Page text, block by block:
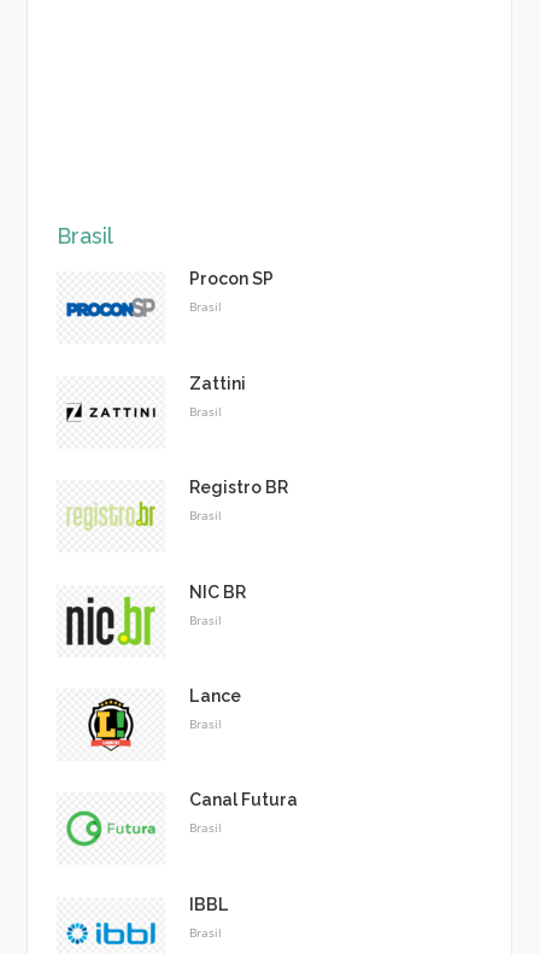
Brasil
Procon SP
Brasil
Zattini
Brasil
Registro BR
Brasil
NIC BR
Brasil
Lance
Brasil
Canal Futura
Brasil
IBBL
Brasil